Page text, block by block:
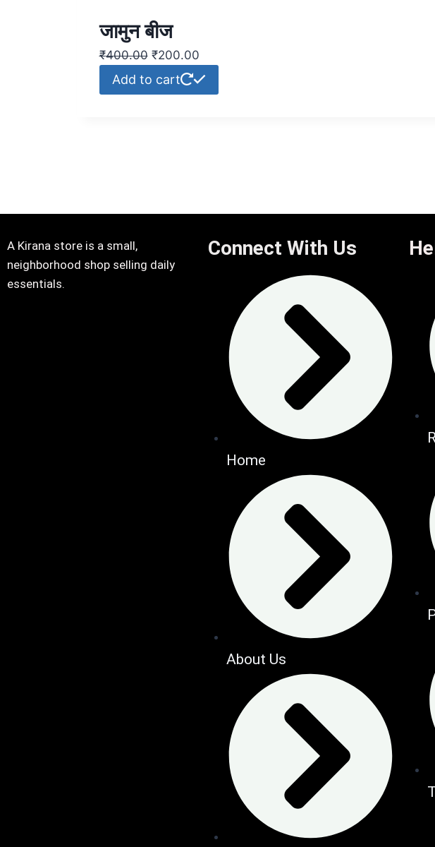
जामुन बीज
₹400.00 ₹200.00
Add to cart
A Kirana store is a small,
neighborhood shop selling daily
essentials.
Connect With Us
Home
About Us